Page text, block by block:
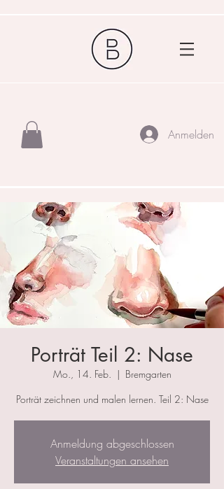
Anmelden
Porträt Teil 2: Nase
Mo., 14. Feb.
  |
Bremgarten
Porträt zeichnen und malen lernen. Teil 2: Nase
Anmeldung abgeschlossen
Veranstaltungen ansehen